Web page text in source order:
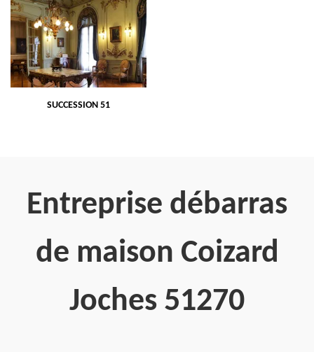
SUCCESSION 51
Entreprise débarras
de maison Coizard
Joches 51270